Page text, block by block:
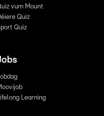
vum Mount
Quiz
Quiz
Learning